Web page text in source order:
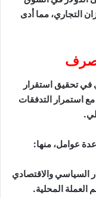
التجاري، مما أدى
في تحقيق استقرار
مع استمرار التدفقات
عوامل، منها:
السياسي والاقتصادي
العملة المحلية.